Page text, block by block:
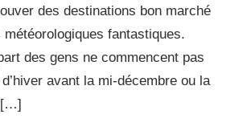
des destinations bon marché
fantastiques.
des gens ne commencent pas
avant la mi-décembre ou la
[…]